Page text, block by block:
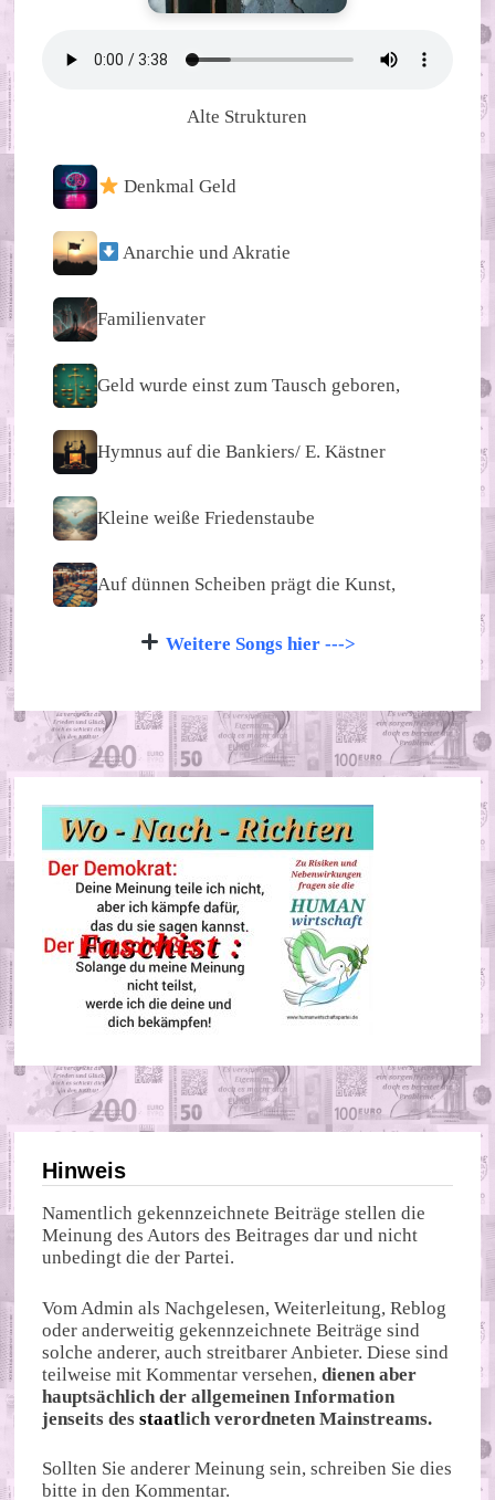
Alte Strukturen
Denkmal Geld
Anarchie und Akratie
Familienvater
Geld wurde einst zum Tausch geboren,
Hymnus auf die Bankiers/ E. Kästner
Kleine weiße Friedenstaube
Auf dünnen Scheiben prägt die Kunst,
Weitere Songs hier --->
Hinweis
Namentlich gekennzeichnete Beiträge stellen die
Meinung des Autors des Beitrages dar und nicht
unbedingt die der Partei.
Vom Admin als Nachgelesen, Weiterleitung, Reblog
oder anderweitig gekennzeichnete Beiträge sind
solche anderer, auch streitbarer Anbieter. Diese sind
teilweise mit Kommentar versehen,dienen aber
hauptsächlich der allgemeinen Information
jenseits desstaatlich verordneten Mainstreams.
Sollten Sie anderer Meinung sein, schreiben Sie dies
bitte in den Kommentar.